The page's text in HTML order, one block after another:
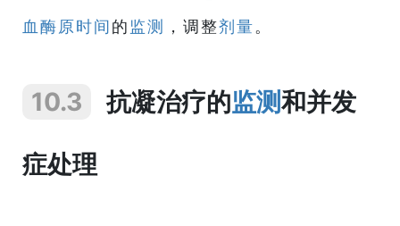
血酶原时间的 监测 ，调整剂量。
10.3 抗凝治疗的监测和并发
症处理